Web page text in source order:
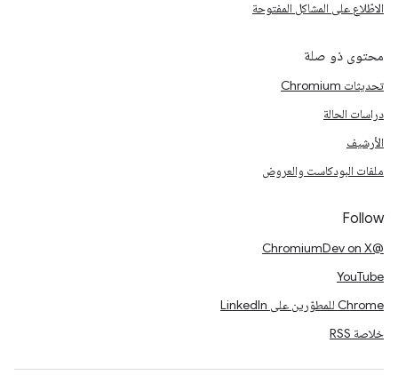
الاطّلاع على المشاكل المفتوحة
محتوى ذو صلة
تحديثات Chromium
دراسات الحالة
الأرشيف
ملفات البودكاست والعروض
Follow
@ChromiumDev on X
YouTube
Chrome للمطوّرين على LinkedIn
خلاصة RSS